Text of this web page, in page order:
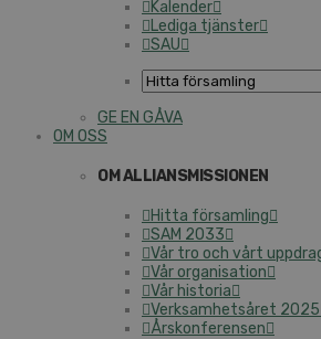
Kalender
Lediga tjänster
SAU
GE EN GÅVA
OM OSS
OM ALLIANSMISSIONEN
Hitta församling
SAM 2033
Vår tro och vårt
Vår organisation
Vår historia
Verksamhetsåret 2025
Årskonferensen